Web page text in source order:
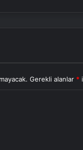
Gerekli alanlar *